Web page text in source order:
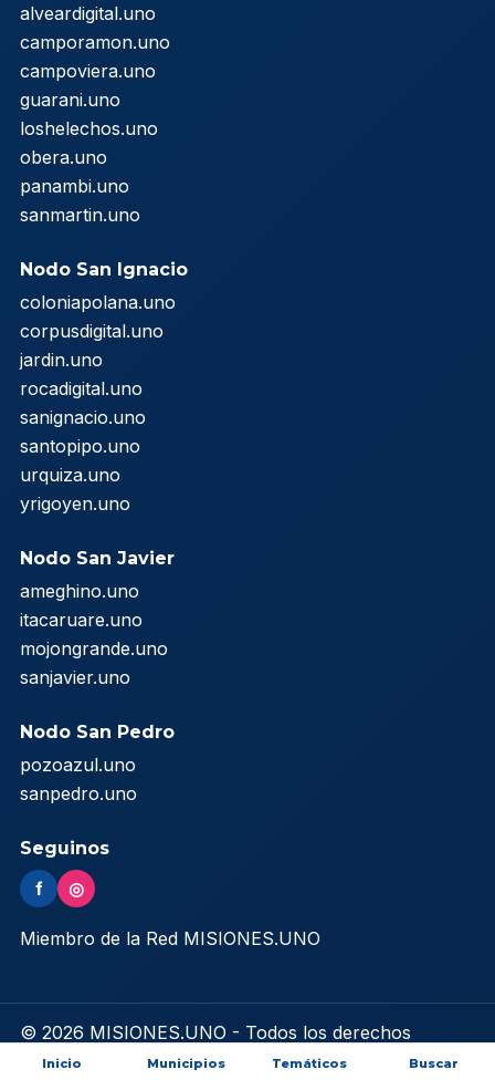
alveardigital.uno
camporamon.uno
campoviera.uno
guarani.uno
loshelechos.uno
obera.uno
panambi.uno
sanmartin.uno
Nodo San Ignacio
coloniapolana.uno
corpusdigital.uno
jardin.uno
rocadigital.uno
sanignacio.uno
santopipo.uno
urquiza.uno
yrigoyen.uno
Nodo San Javier
ameghino.uno
itacaruare.uno
mojongrande.uno
sanjavier.uno
Nodo San Pedro
pozoazul.uno
sanpedro.uno
Seguinos
f ◎
Miembro de la Red MISIONES.UNO
© 2026 MISIONES.UNO - Todos los derechos
reservados
Inicio Municipios Temáticos Buscar